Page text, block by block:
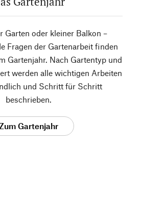
Garten oder kleiner Balkon –
Fragen der Gartenarbeit finden
Gartenjahr. Nach Gartentyp und
werden alle wichtigen Arbeiten
und Schritt für Schritt
beschrieben.
Gartenjahr